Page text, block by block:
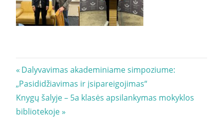
Navigacija
tarp
įrašų
Previous
Post:
Dalyvavimas akademiniame simpoziume:
„Pasididžiavimas ir įsipareigojimas“
Next
Post:
Knygų šalyje – 5a klasės apsilankymas mokyklos
bibliotekoje